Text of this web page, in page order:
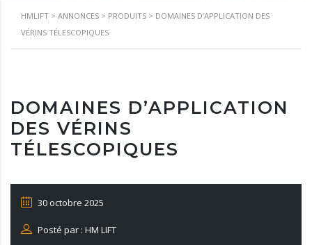
HMLIFT > ANNONCES > PRODUITS > DOMAINES D’APPLICATION DES
VÉRINS TÉLESCOPIQUES
DOMAINES D’APPLICATION
DES VÉRINS
TÉLESCOPIQUES
30 octobre 2025
Posté par : HM LIFT